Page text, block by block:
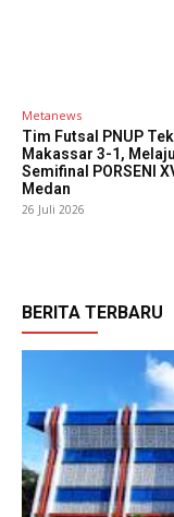
Metanews
Tim Futsal PNUP
Makassar 3-1,
Semifinal PORSENI
Medan
26 Juli 2026
BERITA TERBARU